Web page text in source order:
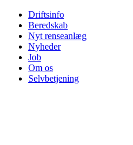
Driftsinfo
Beredskab
Nyt renseanlæg
Nyheder
Job
Om os
Selvbetjening